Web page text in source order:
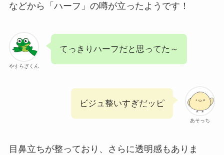
などから「ハーフ」の噂が立ったようです！
やすらぎくん
てっきりハーフだと思ってた～
あそっち
ビジュ整いすぎだッピ
目鼻立ちが整っており、さらに透明感もありま